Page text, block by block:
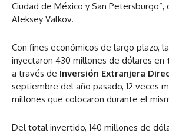
Ciudad de México y San Petersburgo”,
Aleksey Valkov.
Con fines económicos de largo plazo,
inyectaron 430 millones de dólares en
a través de Inversión Extranjera
septiembre del año pasado, 12 veces
millones que colocaron durante el
Del total invertido, 140 millones de